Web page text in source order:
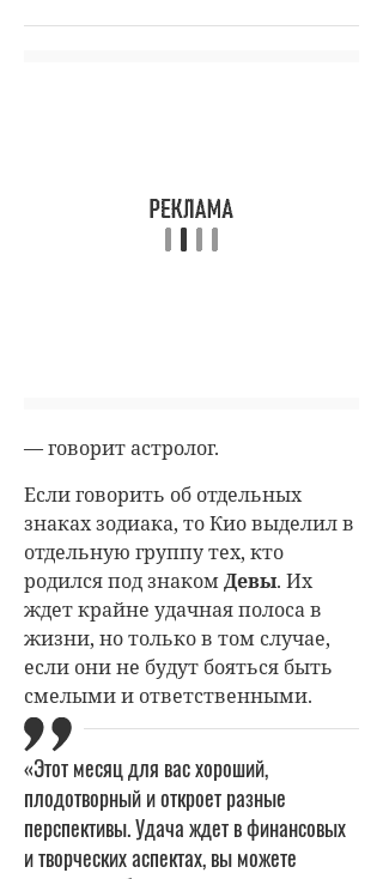
— говорит астролог.
Если говорить об отдельных
знаках зодиака, тоКио выделил в
отдельную группу тех, кто
родился под знакомДевы. Их
ждет крайне удачная полоса в
жизни, но только в том случае,
если они не будут бояться быть
смелыми и ответственными.
«Этот месяц для вас хороший,
плодотворный и откроет разные
перспективы. Удача ждет в финансовых
и творческих аспектах, вы можете